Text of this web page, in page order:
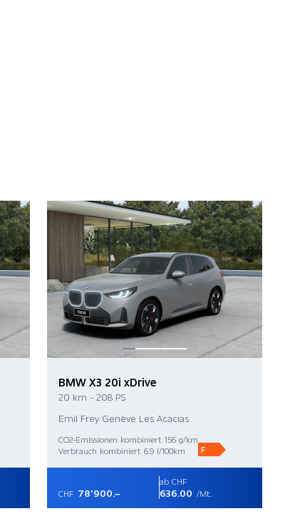
BMW X3 20i xDrive
20 km - 208 PS
Emil Frey Genève Les Acacias
CO2-Emissionen kombiniert 156 g/km
Verbrauch kombiniert 6.9 l/100km
F
CHF 78'900.–
ab CHF
636.00 /Mt.